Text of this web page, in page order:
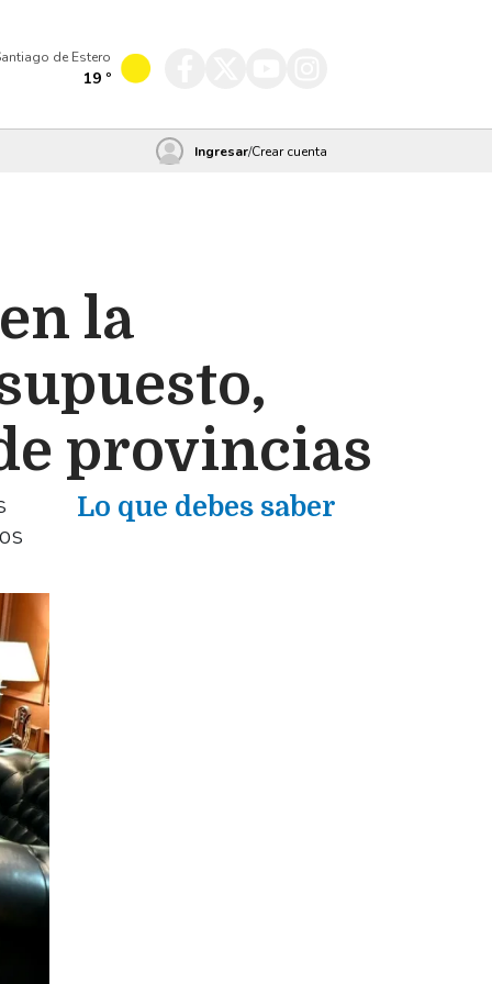
de Estero
19 º
Ingresar/Crear cuenta
la
provincias
Lo que debes saber